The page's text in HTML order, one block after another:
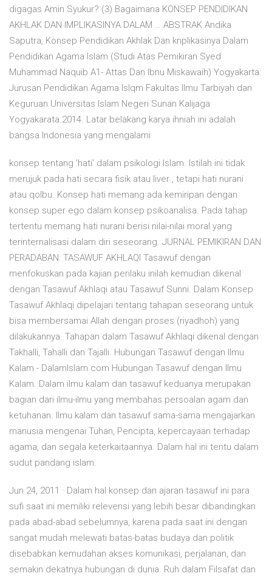
digagas Amin Syukur? (3) Bagaimana KONSEP PENDIDIKAN
AKHLAK DAN IMPLIKASINYA DALAM … ABSTRAK Andika
Saputra, Konsep Pendidikan Akhlak Dan knplikasinya Dalam
Pendidikan Agama Islam (Studi Atas Pemikiran Syed
Muhammad Naquib A1- Attas Dan Ibnu Miskawaih) Yogyakarta:
Jurusan Pendidikan Agama Islqm Fakultas Ilmu Tarbiyah dan
Keguruan Universitas Islam Negeri Sunan Kalijaga
Yogyakarata.2014. Latar belakang karya ihniah ini adalah
bangsa Indonesia yang mengalami
konsep tentang ’hati’ dalam psikologi Islam. Istilah ini tidak
merujuk pada hati secara fisik atau liver , tetapi hati nurani
atau qolbu. Konsep hati memang ada kemiripan dengan
konsep super ego dalam konsep psikoanalisa. Pada tahap
tertentu memang hati nurani berisi nilai-nilai moral yang
terinternalisasi dalam diri seseorang. JURNAL PEMIKIRAN DAN
PERADABAN: TASAWUF AKHLAQI Tasawuf dengan
menfokuskan pada kajian perilaku inilah kemudian dikenal
dengan Tasawuf Akhlaqi atau Tasawuf Sunni. Dalam Konsep
Tasawuf Akhlaqi dipelajari tentang tahapan seseorang untuk
bisa membersamai Allah dengan proses (riyadhoh) yang
dilakukannya. Tahapan dalam Tasawuf Akhlaqi dikenal dengan
Takhalli, Tahalli dan Tajalli. Hubungan Tasawuf dengan Ilmu
Kalam - DalamIslam.com Hubungan Tasawuf dengan Ilmu
Kalam. Dalam ilmu kalam dan tasawuf keduanya merupakan
bagian dari ilmu-ilmu yang membahas persoalan agam dan
ketuhanan. Ilmu kalam dan tasawuf sama-sama mengajarkan
manusia mengenai Tuhan, Pencipta, kepercayaan terhadap
agama, dan segala keterkaitaannya. Dalam hal ini tentu dalam
sudut pandang islam.
Jun 24, 2011 · Dalam hal konsep dan ajaran tasawuf ini para
sufi saat ini memiliki relevensi yang lebih besar dibandingkan
pada abad-abad sebelumnya, karena pada saat ini dengan
sangat mudah melewati batas-batas budaya dan politik
disebabkan kemudahan akses komunikasi, perjalanan, dan
semakin dekatnya hubungan di dunia. Ruh dalam Filsafat dan